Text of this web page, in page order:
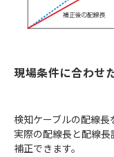
現場条件に合わせ
検知ケーブルの配線長
実際の配線長と配線
補正できます。